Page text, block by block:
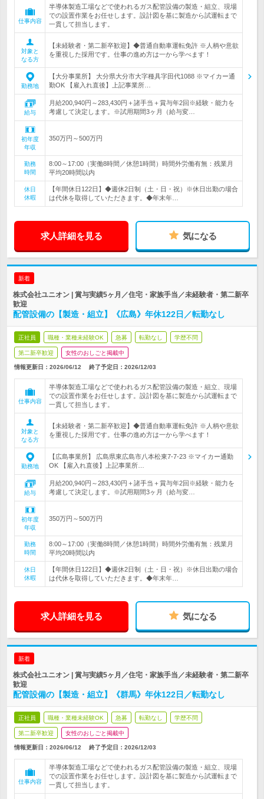
仕事内容
半導体製造工場などで使われるガス配管設備の製造・組立、現場
での設置作業をお任せします。設計図を基に製造から試運転まで
一貫して担当します。
対象と
なる方
【未経験者・第二新卒歓迎】◆普通自動車運転免許 ※人柄や意欲
を重視した採用です。仕事の進め方は一から学べます！
勤務地
【大分事業所】 大分県大分市大字種具字田代1088 ※マイカー通
勤OK 【雇入れ直後】上記事業所…
給与
月給200,940円～283,430円＋諸手当＋賞与年2回※経験・能力を
考慮して決定します。※試用期間3ヶ月（給与変…
初年度
年収
350万円～500万円
勤務
時間
8:00～17:00（実働8時間／休憩1時間）時間外労働有無：残業月
平均20時間以内
休日
休暇
【年間休日122日】◆週休2日制（土・日・祝）※休日出勤の場合
は代休を取得していただきます。◆年末年…
求人詳細を見る 気になる
新着
株式会社ユニオン | 賞与実績5ヶ月／住宅・家族手当／未経験者・第二新卒
歓迎
配管設備の【製造・組立】《広島》年休122日／転勤なし
正社員 職種・業種未経験OK 急募 転勤なし 学歴不問
第二新卒歓迎 女性のおしごと掲載中
情報更新日：2026/06/12 終了予定日： 2026/12/03
仕事内容
半導体製造工場などで使われるガス配管設備の製造・組立、現場
での設置作業をお任せします。設計図を基に製造から試運転まで
一貫して担当します。
対象と
なる方
【未経験者・第二新卒歓迎】◆普通自動車運転免許 ※人柄や意欲
を重視した採用です。仕事の進め方は一から学べます！
勤務地
【広島事業所】 広島県東広島市八本松東7-7-23 ※マイカー通勤
OK 【雇入れ直後】上記事業所…
給与
月給200,940円～283,430円＋諸手当＋賞与年2回※経験・能力を
考慮して決定します。※試用期間3ヶ月（給与変…
初年度
年収
350万円～500万円
勤務
時間
8:00～17:00（実働8時間／休憩1時間）時間外労働有無：残業月
平均20時間以内
休日
休暇
【年間休日122日】◆週休2日制（土・日・祝）※休日出勤の場合
は代休を取得していただきます。◆年末年…
求人詳細を見る 気になる
新着
株式会社ユニオン | 賞与実績5ヶ月／住宅・家族手当／未経験者・第二新卒
歓迎
配管設備の【製造・組立】《群馬》年休122日／転勤なし
正社員 職種・業種未経験OK 急募 転勤なし 学歴不問
第二新卒歓迎 女性のおしごと掲載中
情報更新日：2026/06/12 終了予定日： 2026/12/03
仕事内容
半導体製造工場などで使われるガス配管設備の製造・組立、現場
での設置作業をお任せします。設計図を基に製造から試運転まで
一貫して担当します。